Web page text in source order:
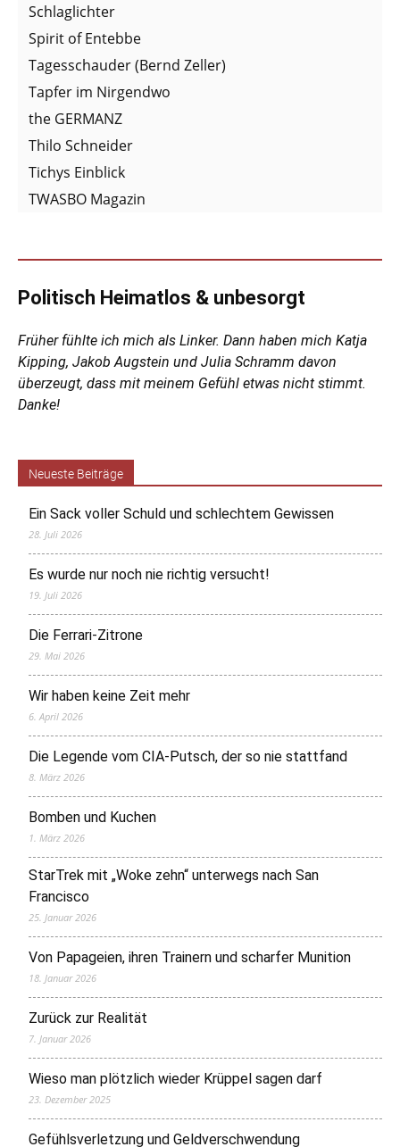
Schlaglichter
Spirit of Entebbe
Tagesschauder (Bernd Zeller)
Tapfer im Nirgendwo
the GERMANZ
Thilo Schneider
Tichys Einblick
TWASBO Magazin
Politisch Heimatlos & unbesorgt
Früher fühlte ich mich als Linker. Dann haben mich Katja
Kipping, Jakob Augstein und Julia Schramm davon
überzeugt, dass mit meinem Gefühl etwas nicht stimmt.
Danke!
Neueste Beiträge
Ein Sack voller Schuld und schlechtem Gewissen
28. Juli 2026
Es wurde nur noch nie richtig versucht!
19. Juli 2026
Die Ferrari-Zitrone
29. Mai 2026
Wir haben keine Zeit mehr
6. April 2026
Die Legende vom CIA-Putsch, der so nie stattfand
8. März 2026
Bomben und Kuchen
1. März 2026
StarTrek mit „Woke zehn“ unterwegs nach San
Francisco
25. Januar 2026
Von Papageien, ihren Trainern und scharfer Munition
18. Januar 2026
Zurück zur Realität
7. Januar 2026
Wieso man plötzlich wieder Krüppel sagen darf
23. Dezember 2025
Gefühlsverletzung und Geldverschwendung